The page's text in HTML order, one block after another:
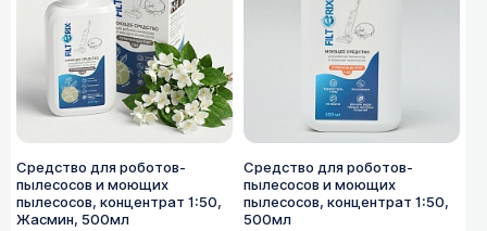
Средство для роботов-
пылесосов и моющих
пылесосов, концентрат 1:50,
Жасмин, 500мл
Средство для роботов-
пылесосов и моющих
пылесосов, концентрат 1:50,
500мл